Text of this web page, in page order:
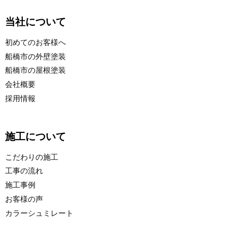
当社について
初めてのお客様へ
船橋市の外壁塗装
船橋市の屋根塗装
会社概要
採用情報
施工について
こだわりの施工
工事の流れ
施工事例
お客様の声
カラーシュミレート